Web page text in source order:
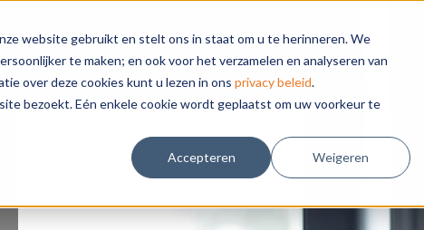
website gebruikt en stelt ons in staat om u te herinneren. We
te maken; en ook voor het verzamelen en analyseren van
over deze cookies kunt u lezen in ons privacy beleid.
bezoekt. Eén enkele cookie wordt geplaatst om uw voorkeur te
Accepteren Weigeren